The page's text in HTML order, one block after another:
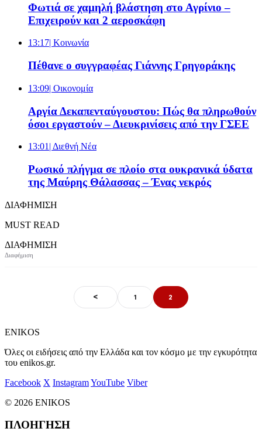
Φωτιά σε χαμηλή βλάστηση στο Αγρίνιο –
Επιχειρούν και 2 αεροσκάφη
13:17| Κοινωνία
Πέθανε ο συγγραφέας Γιάννης Γρηγοράκης
13:09| Oικονομία
Αργία Δεκαπενταύγουστου: Πώς θα πληρωθούν
όσοι εργαστούν – Διευκρινίσεις από την ΓΣΕΕ
13:01 | Διεθνή Νέα
Ρωσικό πλήγμα σε πλοίο στα ουκρανικά ύδατα
της Μαύρης Θάλασσας – Ένας νεκρός
ΔΙΑΦΗΜΙΣΗ
MUST READ
ΔΙΑΦΗΜΙΣΗ
< 1 2
ENIKOS
Όλες οι ειδήσεις από την Ελλάδα και τον κόσμο με την εγκυρότητα
του enikos.gr.
Facebook X InstagramYouTube Viber
© 2026 ENIKOS
ΠΛΟΗΓΗΣΗ